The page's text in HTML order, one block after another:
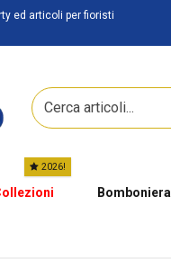
ed articoli per fioristi
2026!
Bomboniera